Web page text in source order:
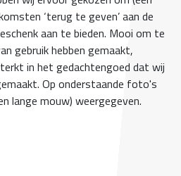
‘terug te geven’ aan de
aan te bieden. Mooi om te
gebruik hebben gemaakt,
in het gedachtengoed dat wij
Op onderstaande foto's
lange mouw) weergegeven.